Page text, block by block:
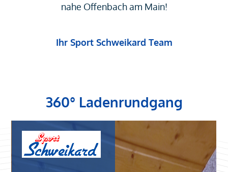
nahe Offenbach am Main!
Ihr Sport Schweikard Team
360° Ladenrundgang